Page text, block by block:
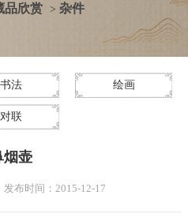
品欣赏 > 杂件
书法 绘画
对联
烟壶
发布时间：2015-12-17